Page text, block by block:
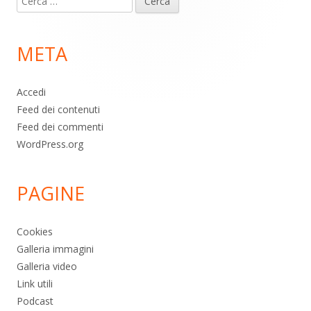
piè
pagina
per:
META
Accedi
Feed dei contenuti
Feed dei commenti
WordPress.org
PAGINE
Cookies
Galleria immagini
Galleria video
Link utili
Podcast